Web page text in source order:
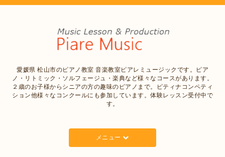
愛媛県 松山市のピアノ教室 音楽教室ピアレミュージックです。ピア
ノ・リトミック・ソルフェージュ・楽典など様々なコースがあります。
２歳のお子様からシニアの方の趣味のピアノまで。ピティナコンペティ
ション他様々なコンクールにも参加しています。体験レッスン受付中で
す。
メニュー